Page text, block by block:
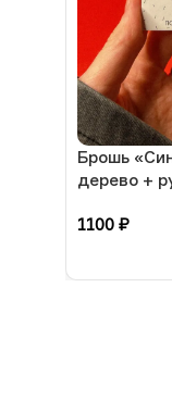
Брошь
дерево +
1100 ₽